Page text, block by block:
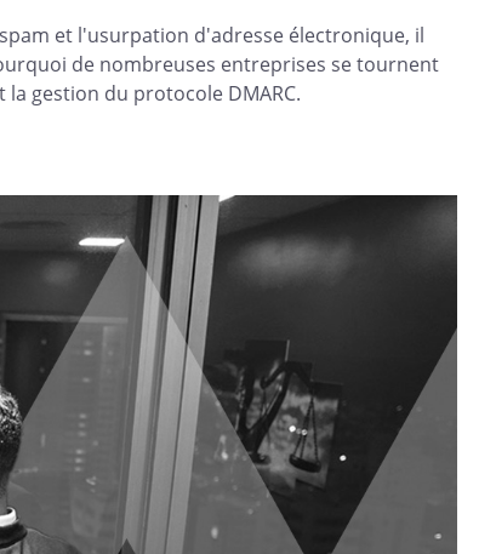
et l'usurpation d'adresse électronique, il
de nombreuses entreprises se tournent
gestion du protocole DMARC.